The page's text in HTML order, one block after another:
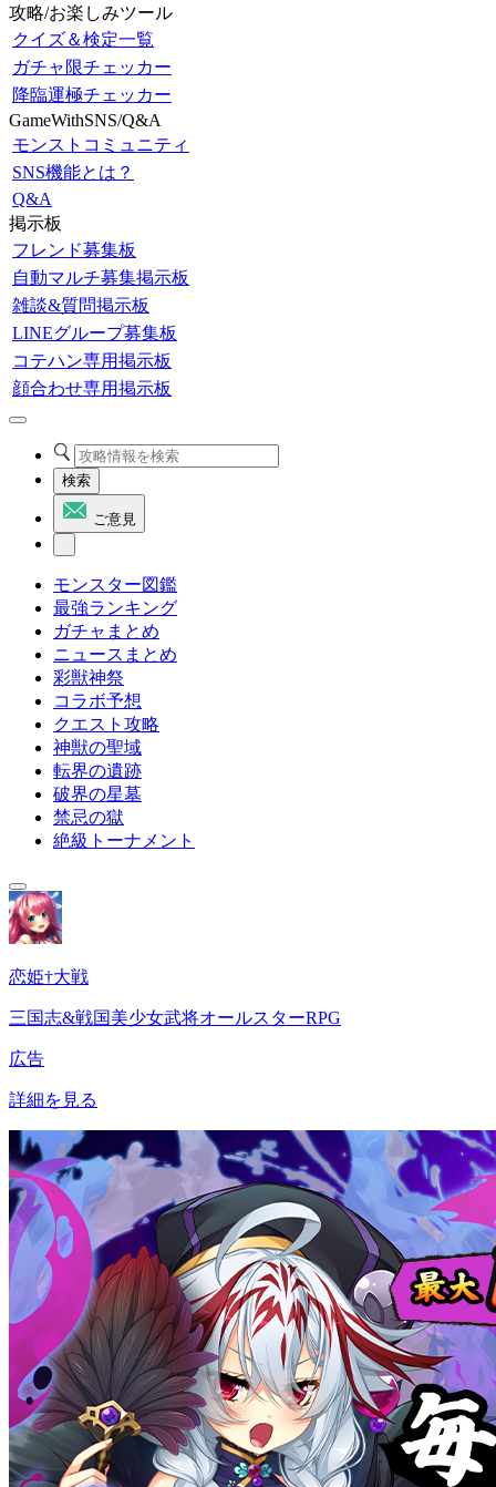
攻略/お楽しみツール
クイズ＆検定一覧
ガチャ限チェッカー
降臨運極チェッカー
GameWithSNS/Q&A
モンストコミュニティ
SNS機能とは？
Q&A
掲示板
フレンド募集板
自動マルチ募集掲示板
雑談&質問掲示板
LINEグループ募集板
コテハン専用掲示板
顔合わせ専用掲示板
検索
ご意見
モンスター図鑑
最強ランキング
ガチャまとめ
ニュースまとめ
彩獣神祭
コラボ予想
クエスト攻略
神獣の聖域
転界の遺跡
破界の星墓
禁忌の獄
絶級トーナメント
恋姫†大戦
三国志&戦国美少女武将オールスターRPG
広告
詳細を見る